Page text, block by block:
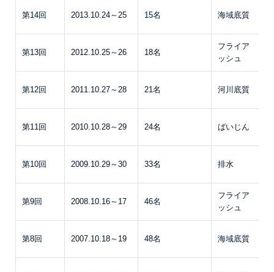
第14回 2013.10.24～25 15名 海域底質
第13回 2012.10.25～26 18名
フライア
ッシュ
第12回 2011.10.27～28 21名 河川底質
第11回 2010.10.28～29 24名 ばいじん
第10回 2009.10.29～30 33名 排水
第9回 2008.10.16～17 46名
フライア
ッシュ
第8回 2007.10.18～19 48名 海域底質